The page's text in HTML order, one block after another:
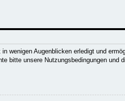
wenigen Augenblicken erledigt und
unsere Nutzungsbedingungen und